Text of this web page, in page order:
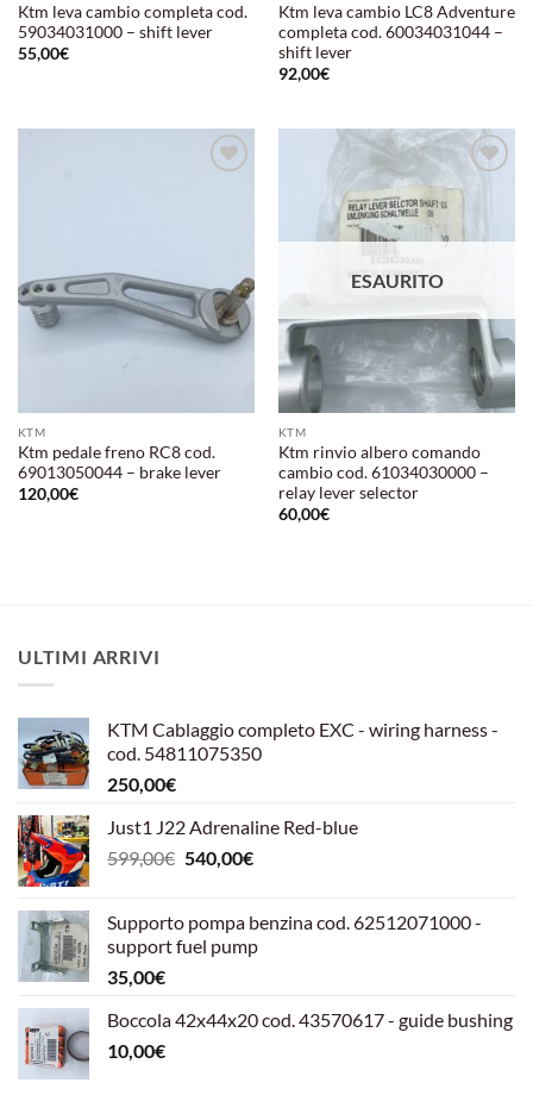
Ktm leva cambio completa cod.
59034031000 – shift lever
55,00€
Ktm leva cambio LC8 Adventure
completa cod. 60034031044 –
shift lever
92,00€
KTM
Ktm pedale freno RC8 cod.
69013050044 – brake lever
120,00€
Aggiungi
ESAURITO
KTM
Ktm rinvio albero comando
cambio cod. 61034030000 –
relay lever selector
60,00€
ULTIMI ARRIVI
KTM Cablaggio completo EXC - wiring harness -
cod. 54811075350
250,00€
Just1 J22 Adrenaline Red-blue
599,00€ Il
era:
599,00€.
540,00€Il
è:
540,00€.
Supporto pompa benzina cod. 62512071000 -
support fuel pump
35,00€
Boccola 42x44x20 cod. 43570617 - guide bushing
10,00€